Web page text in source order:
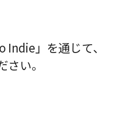
」を通じて、
い。